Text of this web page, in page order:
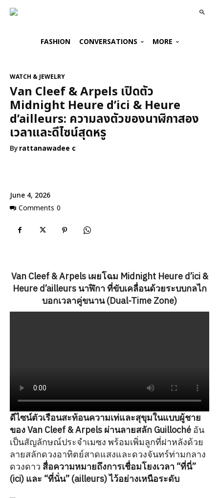
FASHION CONVERSATIONS MORE
June 4, 2026
Comments 0
WATCH & JEWELRY
Van Cleef & Arpels เปิดตัว
Midnight Heure d’ici & Heure
d’ailleurs: ความลงตัวของนาฬิกาสอง
เวลาและดีไซน์สุดหรู
Byrattanawadee c
Van Cleef & Arpels เผยโฉม Midnight Heure d’ici &
Heure d’ailleurs นาฬิกา ที่ขับเคลื่อนด้วยระบบกลไก
บอกเวลาคู่ขนาน (Dual-Time Zone)
ดีไซน์ตัวเรือนสะท้อนความเท่และสุขุมในแบบผู้ชาย
ของ Van Cleef & Arpels ผ่านลายสลัก Guilloché อัน
เป็นสัญลักษณ์ประจำเมซง พร้อมเพิ่มลูกที่ฝาหลังด้วย
ลายสลักดวงอาทิตย์สาดแสงและดวงจันทร์ท่ามกลาง
ดวงดาว สื่อความหมายถึงการเชื่อมโยงเวลา “ที่นี่”
(ici) และ “ที่นั่น” (ailleurs) ไว้อย่างเหนือระดับ